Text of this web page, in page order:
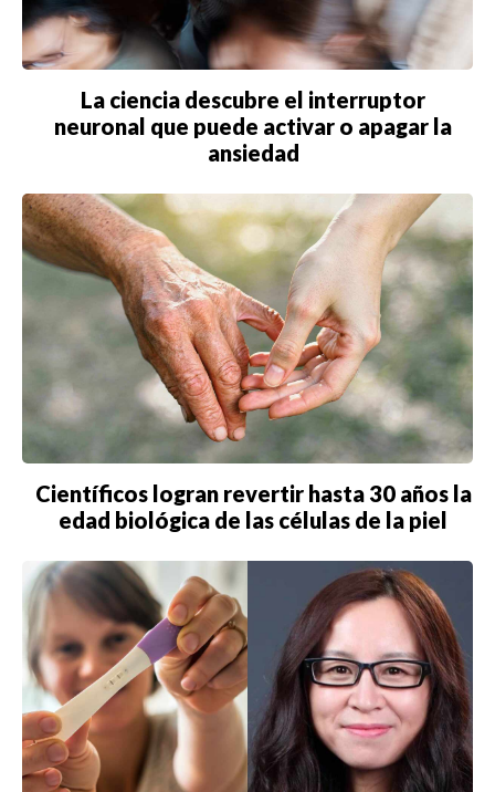
La ciencia descubre el interruptor
neuronal que puede activar o apagar la
ansiedad
Científicos logran revertir hasta 30 años la
edad biológica de las células de la piel